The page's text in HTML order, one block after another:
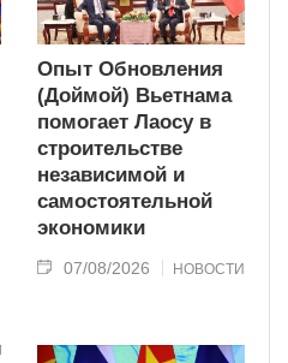
Опыт Обновления
(Доймой) Вьетнама
помогает Лаосу в
строительстве
независимой и
самостоятельной
экономики
07/08/2026 НОВОСТИ